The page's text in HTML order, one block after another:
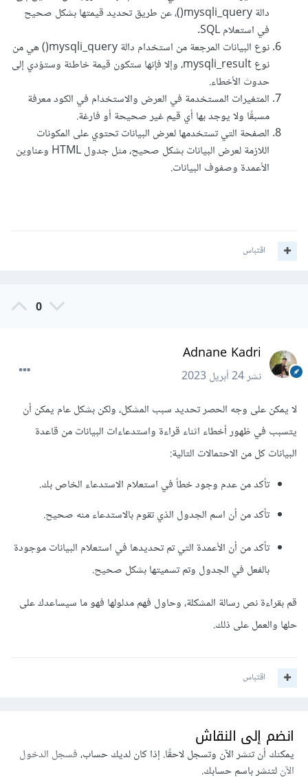
دالة mysqli_query()، عن طريق تحديد قيمتها بشكل صحيح
في استعلام SQL.
نوع البيانات المرجعة من استخدام دالة mysqli_query() هي من
نوع mysqli_result، وإلا فإنها ستكون قيمة خاطئة وستؤدي إلى
حدوث الأخطاء.
المتغيرات المستخدمة في العرض والاستخدام في الكود معرفة
مسبقًا ولا يوجد بها أي قيم غير صحيحة أو فارغة.
الصفحة التي تستخدمها لعرض البيانات تحتوي على المكونات
اللازمة لعرض البيانات بشكل صحيح، مثل جدول HTML وعناوين
الأعمدة وصفوف البيانات.
اقتباس
0
Adnane Kadri
نشر24 أبريل 2023
لا يمكن على وجه الحصر تحديد سبب المشكل، ولكن بشكل عام يمكن أن
يتسبب في ظهور أخطاء اثناء قراءة واستدعاءات البيانات من قاعدة
البيانات كل من الاحتمالات التالية:
تأكد من عدم وجود خطأ في استعلام الاستدعاء الخاص بك.
تأكد من أن اسم الجدول الذي تقوم بالاستدعاء منه صحيح.
تأكد من أن الأعمدة التي تم تحديدها في استعلام البيانات موجودة
بالفعل في الجدول وتم تسميتها بشكل صحيح.
قم بقراءة نص رسالة المشكلة، وحاول فهم مدلولها فهو ما سيساعدك على
حلها والعمل على ذلك.
اقتباس
انضم إلى النقاش
يمكنك أن تنشر الآن وتسجل لاحقًا. إذا كان لديك حساب،فسجل الدخول
الآنلتنشر باسم حسابك.